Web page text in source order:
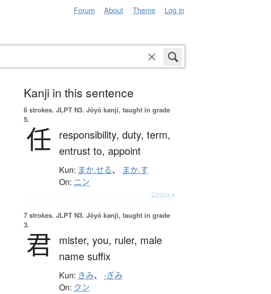
Forum About Theme Log in
Kanji in this sentence
6 strokes. JLPT N3. Jōyō kanji, taught in grade
5.
任 responsibility, duty, term,
entrust to, appoint
Kun: まか.せる、 まか.す
On: ニン
Details ▸
7 strokes. JLPT N3. Jōyō kanji, taught in grade
3.
君 mister, you, ruler, male
name suffix
Kun: きみ、 -ぎみ
On: クン